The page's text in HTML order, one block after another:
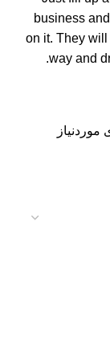
business
on it. They will
way and